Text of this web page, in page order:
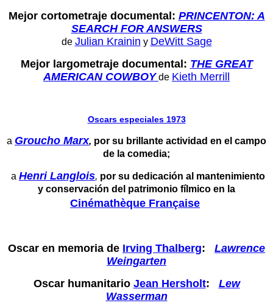
Mejor cortometraje documental: PRINCENTON: A
SEARCH FOR ANSWERS
de Julian Krainin y DeWitt Sage
Mejor largometraje documental: THE GREAT
AMERICAN COWBOY de Kieth Merrill
Oscars especiales 1973
a Groucho Marx, por su brillante actividad en el campo
de la comedia;
a Henri Langlois, por su dedicación al mantenimiento
y conservación del patrimonio fílmico en la
Cinémathèque Française
Oscar en memoria de Irving Thalberg: Lawrence
Weingarten
Oscar humanitario Jean Hersholt: Lew
Wasserman